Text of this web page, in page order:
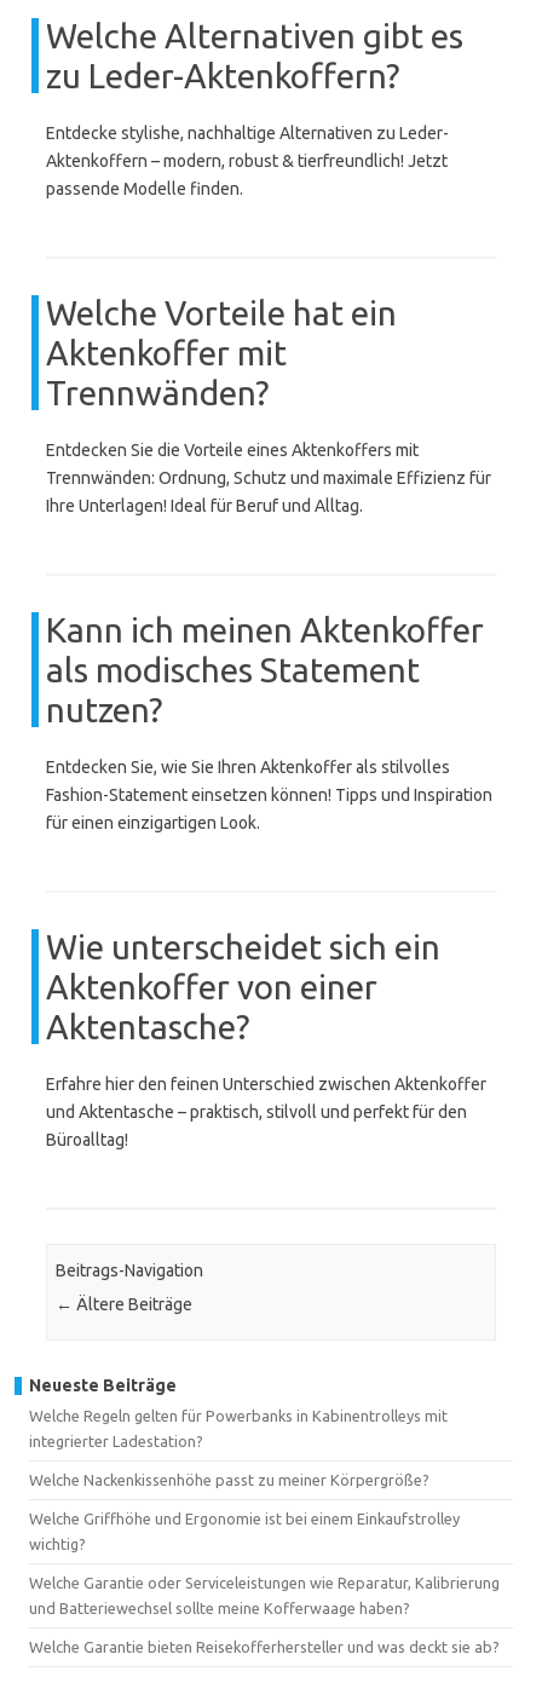
Welche Alternativen gibt es
zu Leder-Aktenkoffern?
Entdecke stylishe, nachhaltige Alternativen zu Leder-
Aktenkoffern – modern, robust & tierfreundlich! Jetzt
passende Modelle finden.
Welche Vorteile hat ein
Aktenkoffer mit
Trennwänden?
Entdecken Sie die Vorteile eines Aktenkoffers mit
Trennwänden: Ordnung, Schutz und maximale Effizienz für
Ihre Unterlagen! Ideal für Beruf und Alltag.
Kann ich meinen Aktenkoffer
als modisches Statement
nutzen?
Entdecken Sie, wie Sie Ihren Aktenkoffer als stilvolles
Fashion-Statement einsetzen können! Tipps und Inspiration
für einen einzigartigen Look.
Wie unterscheidet sich ein
Aktenkoffer von einer
Aktentasche?
Erfahre hier den feinen Unterschied zwischen Aktenkoffer
und Aktentasche – praktisch, stilvoll und perfekt für den
Büroalltag!
Beitrags-Navigation
← Ältere Beiträge
Neueste Beiträge
Welche Regeln gelten für Powerbanks in Kabinentrolleys mit
integrierter Ladestation?
Welche Nackenkissenhöhe passt zu meiner Körpergröße?
Welche Griffhöhe und Ergonomie ist bei einem Einkaufstrolley
wichtig?
Welche Garantie oder Serviceleistungen wie Reparatur, Kalibrierung
und Batteriewechsel sollte meine Kofferwaage haben?
Welche Garantie bieten Reisekofferhersteller und was deckt sie ab?